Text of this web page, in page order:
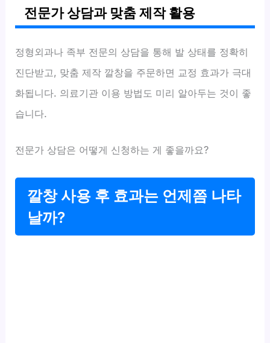
전문가 상담과 맞춤 제작 활용
정형외과나 족부 전문의 상담을 통해 발 상태를 정확히
진단받고, 맞춤 제작 깔창을 주문하면 교정 효과가 극대
화됩니다. 의료기관 이용 방법도 미리 알아두는 것이 좋
습니다.
전문가 상담은 어떻게 신청하는 게 좋을까요?
깔창 사용 후 효과는 언제쯤 나타
날까?